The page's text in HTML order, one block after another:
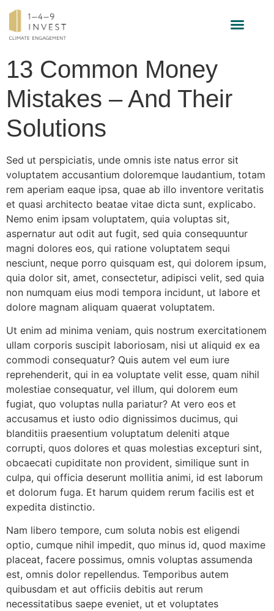
13 Common Money
Mistakes – And Their
Solutions
Sed ut perspiciatis, unde omnis iste natus error sit
voluptatem accusantium doloremque laudantium, totam
rem aperiam eaque ipsa, quae ab illo inventore veritatis
et quasi architecto beatae vitae dicta sunt, explicabo.
Nemo enim ipsam voluptatem, quia voluptas sit,
aspernatur aut odit aut fugit, sed quia consequuntur
magni dolores eos, qui ratione voluptatem sequi
nesciunt, neque porro quisquam est, qui dolorem ipsum,
quia dolor sit, amet, consectetur, adipisci velit, sed quia
non numquam eius modi tempora incidunt, ut labore et
dolore magnam aliquam quaerat voluptatem.
Ut enim ad minima veniam, quis nostrum exercitationem
ullam corporis suscipit laboriosam, nisi ut aliquid ex ea
commodi consequatur? Quis autem vel eum iure
reprehenderit, qui in ea voluptate velit esse, quam nihil
molestiae consequatur, vel illum, qui dolorem eum
fugiat, quo voluptas nulla pariatur? At vero eos et
accusamus et iusto odio dignissimos ducimus, qui
blanditiis praesentium voluptatum deleniti atque
corrupti, quos dolores et quas molestias excepturi sint,
obcaecati cupiditate non provident, similique sunt in
culpa, qui officia deserunt mollitia animi, id est laborum
et dolorum fuga. Et harum quidem rerum facilis est et
expedita distinctio.
Nam libero tempore, cum soluta nobis est eligendi
optio, cumque nihil impedit, quo minus id, quod maxime
placeat, facere possimus, omnis voluptas assumenda
est, omnis dolor repellendus. Temporibus autem
quibusdam et aut officiis debitis aut rerum
necessitatibus saepe eveniet, ut et voluptates